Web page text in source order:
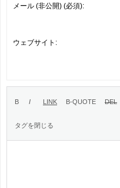
メール (非公開) (必須):
ウェブサイト: